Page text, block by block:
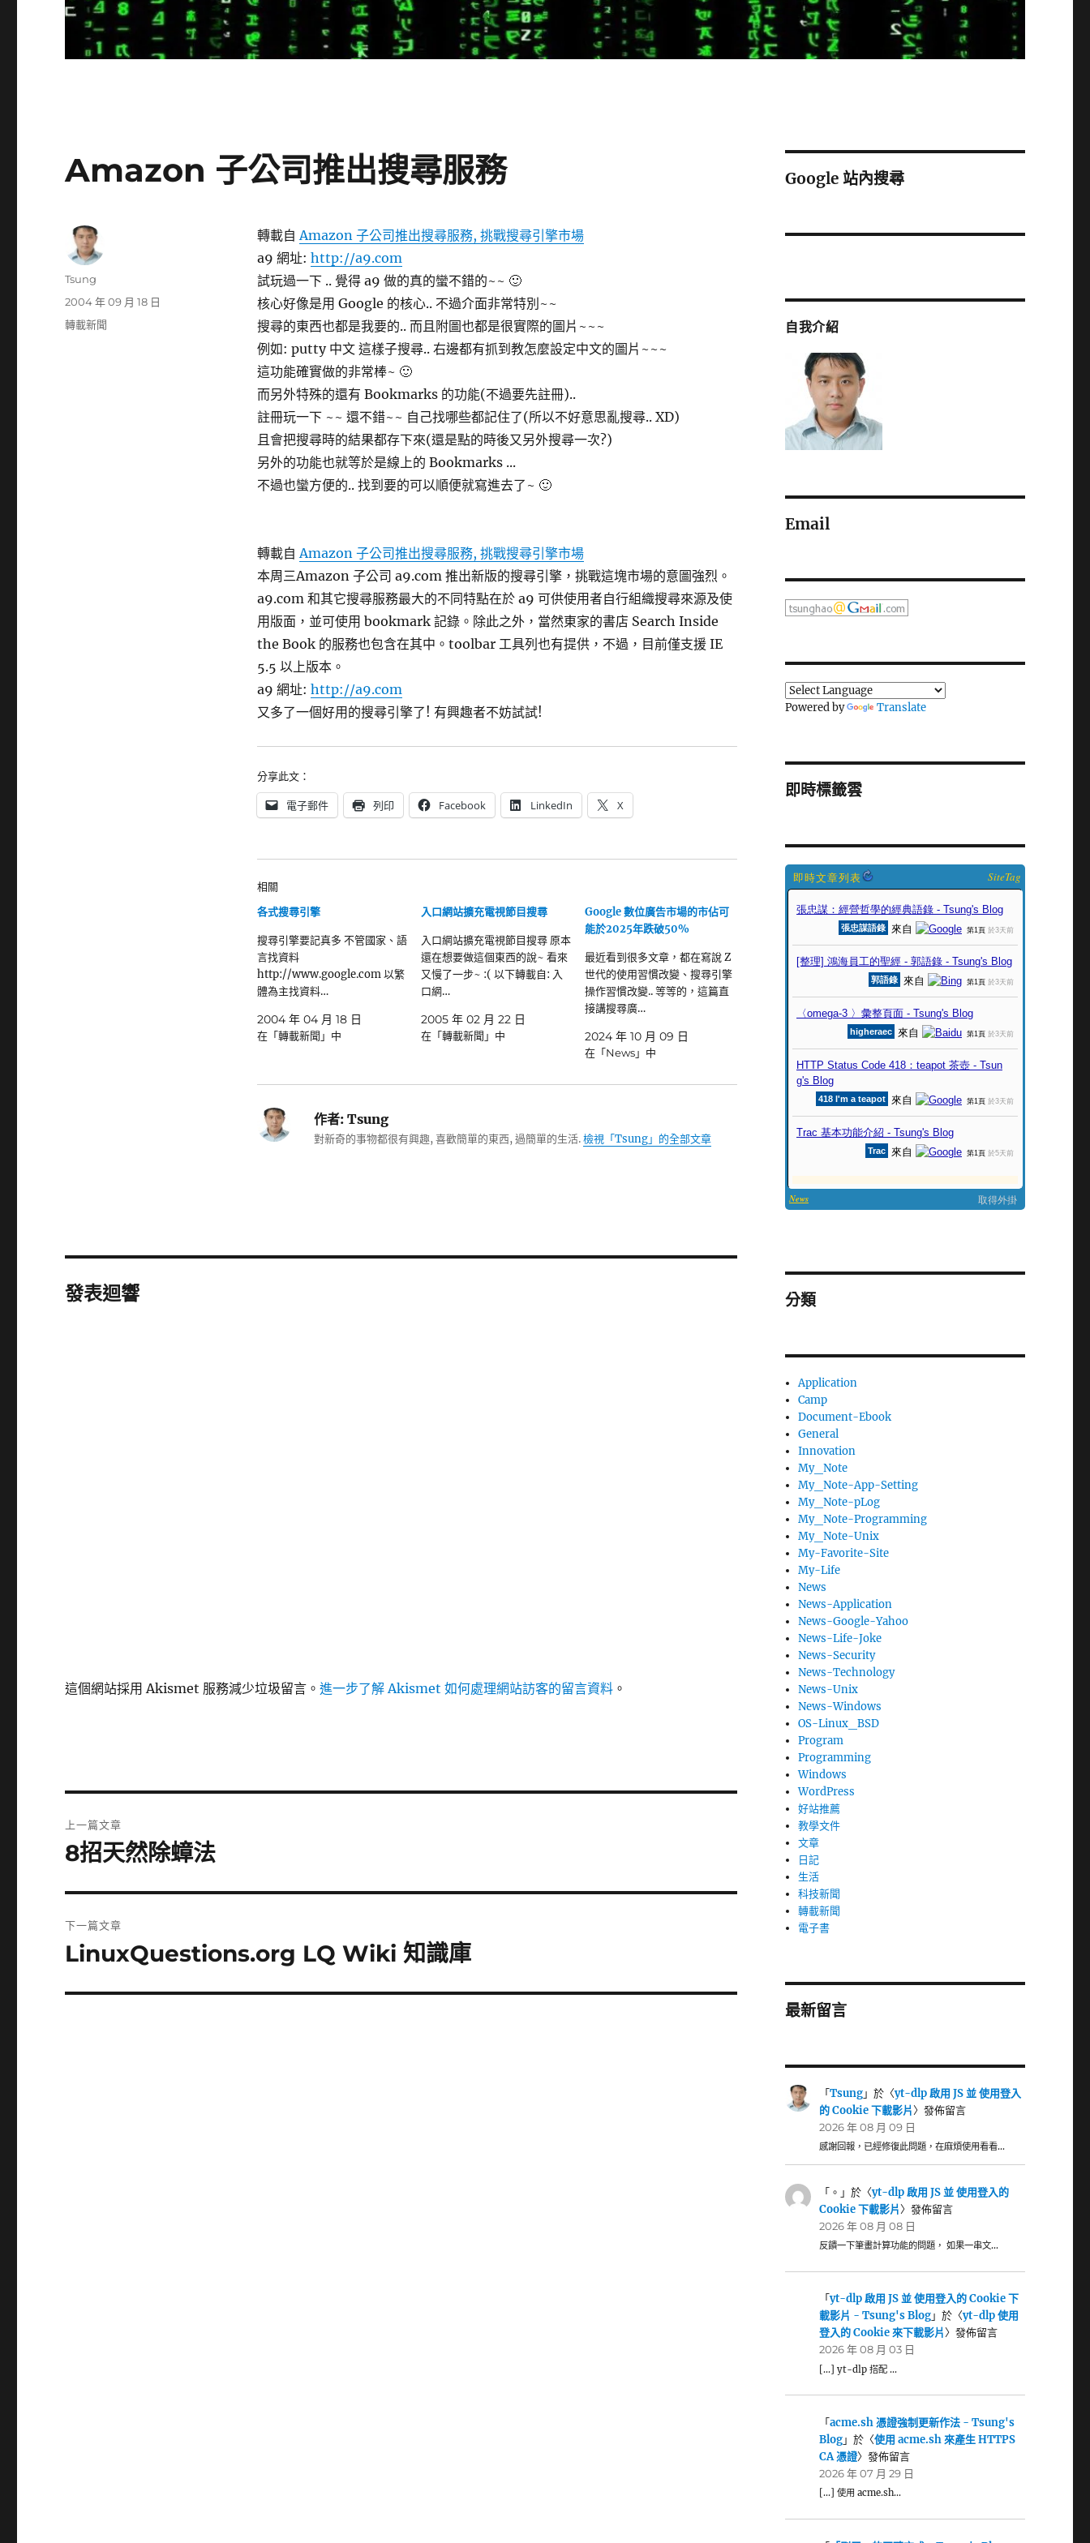
Amazon 子公司推出搜尋服務
轉載自Amazon 子公司推出搜尋服務, 挑戰搜尋引擎市場
a9 網址: http://a9.com
試玩過一下 .. 覺得 a9 做的真的蠻不錯的~~ 🙂
核心好像是用 Google 的核心.. 不過介面非常特別~~
搜尋的東西也都是我要的.. 而且附圖也都是很實際的圖片~~~
例如: putty 中文 這樣子搜尋.. 右邊都有抓到教怎麼設定中文的圖片~~~
這功能確實做的非常棒~ 🙂
而另外特殊的還有 Bookmarks 的功能(不過要先註冊)..
註冊玩一下 ~~ 還不錯~~ 自己找哪些都記住了(所以不好意思亂搜尋.. XD)
且會把搜尋時的結果都存下來(還是點的時後又另外搜尋一次?)
另外的功能也就等於是線上的 Bookmarks ...
不過也蠻方便的.. 找到要的可以順便就寫進去了~ 🙂
轉載自Amazon 子公司推出搜尋服務, 挑戰搜尋引擎市場
本周三Amazon 子公司 a9.com 推出新版的搜尋引擎，挑戰這塊市場的意圖強烈。
a9.com 和其它搜尋服務最大的不同特點在於 a9 可供使用者自行組織搜尋來源及使
用版面，並可使用 bookmark 記錄。除此之外，當然東家的書店 Search Inside
the Book 的服務也包含在其中。toolbar 工具列也有提供，不過，目前僅支援 IE
5.5 以上版本。
a9 網址: http://a9.com
又多了一個好用的搜尋引擎了! 有興趣者不妨試試!
分享此文：
電子郵件 列印 Facebook LinkedIn X
相關
各式搜尋引擎
搜尋引擎要記真多 不管國家、語
言找資料
http://www.google.com 以繁
體為主找資料…
2004 年 04 月 18 日
在「轉載新聞」中
入口網站擴充電視節目搜尋
入口網站擴充電視節目搜尋 原本
還在想要做這個東西的說~ 看來
又慢了一步~ :( 以下轉載自: 入
口網…
2005 年 02 月 22 日
在「轉載新聞」中
Google 數位廣告市場的市佔可
能於2025年跌破50%
最近看到很多文章，都在寫說 Z
世代的使用習慣改變、搜尋引擎
操作習慣改變.. 等等的，這篇直
接講搜尋廣…
2024 年 10 月 09 日
在「News」中
作者:Tsung
對新奇的事物都很有興趣, 喜歡簡單的東西, 過簡單的生活.檢視「Tsung」的全部文章
作
Tsung
發
佈
2004 年 09 月 18 日
分
轉載新聞
發表迴響
這個網站採用 Akismet 服務減少垃圾留言。進一步了解 Akismet 如何處理網站訪客的留言資料 。
章
上一篇文章
上
篇
文
8招天然除蟑法
下一篇文章
下
篇
LinuxQuestions.org LQ Wiki 知識庫
Google 站內搜尋
自我介紹
Email
Powered by Translate
即時標籤雲
SiteTag
分類
Application
Camp
Document-Ebook
General
Innovation
My_Note
My_Note-App-Setting
My_Note-pLog
My_Note-Programming
My_Note-Unix
My-Favorite-Site
My-Life
News
News-Application
News-Google-Yahoo
News-Life-Joke
News-Security
News-Technology
News-Unix
News-Windows
OS-Linux_BSD
Program
Programming
Windows
WordPress
好站推薦
教學文件
文章
日記
生活
科技新聞
轉載新聞
電子書
最新留言
「Tsung」於〈yt-dlp 啟用 JS 並 使用登入
的 Cookie 下載影片〉發佈留言
2026 年 08 月 09 日
感謝回報，已經修復此問題，在麻煩使用看看…
「 。 」於〈yt-dlp 啟用 JS 並 使用登入的
Cookie 下載影片〉發佈留言
2026 年 08 月 08 日
反饋一下筆畫計算功能的問題， 如果一串文…
「yt-dlp 啟用 JS 並 使用登入的 Cookie 下
載影片 - Tsung's Blog」於〈yt-dlp 使用
登入的 Cookie 來下載影片〉發佈留言
2026 年 08 月 03 日
[…] yt-dlp 搭配 …
「acme.sh 憑證強制更新作法 - Tsung's
Blog」於〈使用 acme.sh 來產生 HTTPS
CA 憑證〉發佈留言
2026 年 07 月 29 日
[…] 使用 acme.sh…